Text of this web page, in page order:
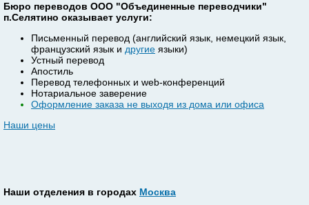
Бюро переводов ООО "Объединенные переводчики"
п.Селятино оказывает услуги:
Письменный перевод (английский язык, немецкий язык,
французский язык и другие языки)
Устный перевод
Апостиль
Перевод телефонных и web-конференций
Нотариальное заверение
Оформление заказа не выходя из дома или офиса
Наши цены
Наши отделения в городах Москва